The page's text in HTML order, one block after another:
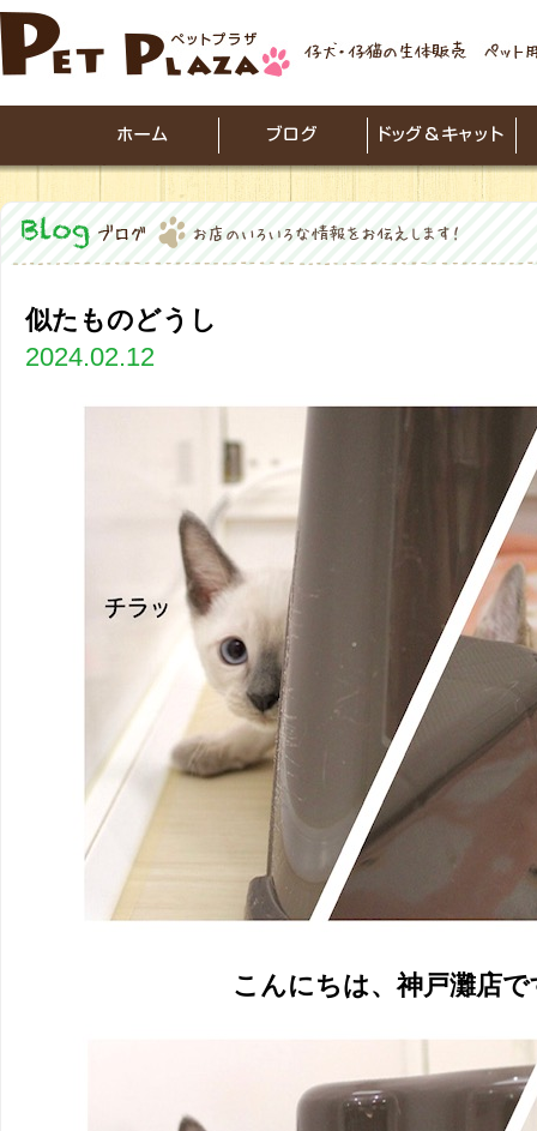
似たものどうし
2024.02.12
こんにちは、神戸灘店で